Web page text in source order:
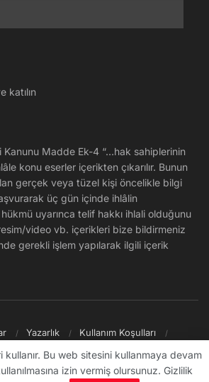
katılın
Kanunu Madde Ek-4 “…hak sahiplerinin
konu eserler içerikten çıkarılır. Bunun
gerçek veya tüzel kişi öncelikle bilgi
üç gün içinde ihlâlin
hükmü uyarınca telif hakkı ihlali olduğunu
video vb. içerikleri bize bildirmeniz
gerekli işlem yapılarak ilgili içerik
Yazarlık
Kullanım Koşulları
kullanır. Bu web sitesini kullanmaya devam
izin vermiş olursunuz. Gizlilik